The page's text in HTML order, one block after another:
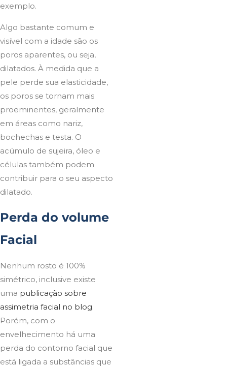
exemplo.
Algo bastante comum e
visível com a idade são os
poros aparentes, ou seja,
dilatados. À medida que a
pele perde sua elasticidade,
os poros se tornam mais
proeminentes, geralmente
em áreas como nariz,
bochechas e testa. O
acúmulo de sujeira, óleo e
células também podem
contribuir para o seu aspecto
dilatado.
Perda do volume
Facial
Nenhum rosto é 100%
simétrico, inclusive existe
uma publicação sobre
assimetria facial no blog.
Porém, com o
envelhecimento há uma
perda do contorno facial que
está ligada a substâncias que